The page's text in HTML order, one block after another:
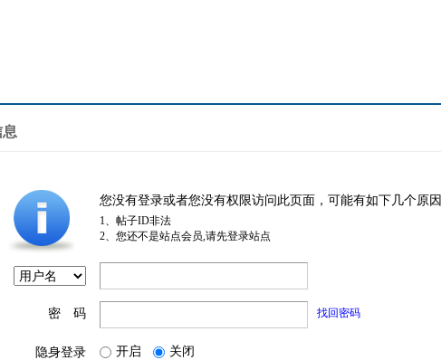
您没有登录或者您没有权限访问此页面，可能有如下几个原因
1、帖子ID非法
2、您还不是站点会员,请先登录站点
密 码 找回密码
隐身登录 开启 关闭